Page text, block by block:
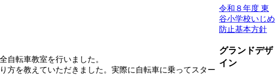
転車教室を行いました。
を教えていただきました。実際に自転車に乗ってスター
令和８年度 東
谷小学校いじめ
防止基本方針
グランドデザ
イン